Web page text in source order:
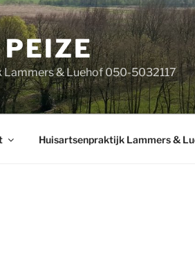
PEIZE
& Luehof 050-5032117
Huisartsenpraktijk Lammers &